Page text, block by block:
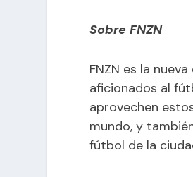
Sobre FNZN
FNZN es la
aficionados al
aprovechen
mundo, y
fútbol de la